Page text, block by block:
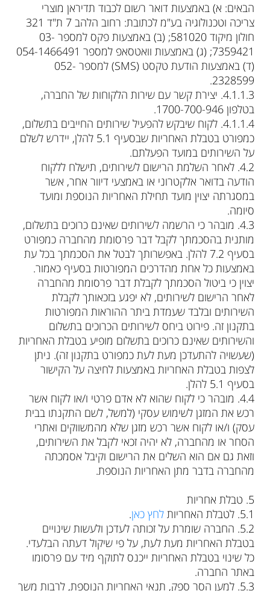
הבאים: א) באמצעות דואר רשום לכבוד תדיראן מוצרי
צריכה וטכנולוגיה בע"מ לכתובת: רחוב הלהב 7 ת"ד 321
חולון מיקוד 581020; (ב) באמצעות פקס למספר 03-
7359421; (ג) באמצעות וואטסאפ למספר 054-1466491
(ד) באמצעות הודעת טקסט (SMS) למספר 052-
2328599.
‮ㅤㅤㅤㅤ3.1.1.4‬. יצירת קשר עם שירות הלקוחות של החברה,
בטלפון 1700-700-946.
‮ㅤㅤㅤㅤ4.1.1.4‬. לקוח שיבקש להפעיל שירותים החייבים בתשלום,
כמפורט בטבלת האחריות שבסעיף 5.1 להלן, יידרש לשלם
על השירותים במועד הפעלתם.
‮ㅤㅤ2.4‬. לאחר השלמת הרישום לשירותים, תישלח ללקוח
הודעה בדואר אלקטרוני או באמצעי דיוור אחר, אשר
במסגרתה יצוין מועד תחילת האחריות הנוספת ומועד
סיומה.
‮ㅤㅤ3.4‬. מובהר כי הרשמה לשירותים שאינם כרוכים בתשלום,
מותנית בהסכמתך לקבל דבר פרסומת מהחברה כמפורט
בסעיף 7.2 להלן. באפשרותך לבטל את הסכמתך בכל עת
באמצעות כל אחת מהדרכים המפורטות בסעיף כאמור.
יצוין כי ביטול הסכמתך לקבלת דבר פרסומת מהחברה
לאחר הרישום לשירותים, לא יפגע בזכאותך לקבלת
השירותים ובלבד שעמדת ביתר ההוראות המפורטות
בתקנון זה. פירוט ביחס לשירותים הכרוכים בתשלום
והשירותים שאינם כרוכים בתשלום מופיע בטבלת האחריות
(שעשויה להתעדכן מעת לעת כמפורט בתקנון זה). ניתן
לצפות בטבלת האחריות באמצעות לחיצה על הקישור
בסעיף 5.1 להלן.
‮ㅤㅤ4.4‬. מובהר כי לקוח שהוא לא אדם פרטי ו/או לקוח אשר
רכש את המזגן לשימוש עסקי (למשל, לשם התקנתו בבית
עסק) ו/או לקוח אשר רכש מזגן שלא מהמשווקים ואתרי
הסחר או מהחברה, לא יהיה זכאי לקבל את השירותים,
וזאת גם אם הוא השלים את הרישום וקיבל אסמכתה
מהחברה בדבר מתן האחריות הנוספת.
5. טבלת אחריות
‮ㅤㅤ1.5‬. לטבלת האחריות לחץ כאן.
‮ㅤㅤ2.5‬. החברה שומרת על זכותה לעדכן ולעשות שינויים
בטבלת האחריות מעת לעת, על פי שיקול דעתה הבלעדי.
כל שינוי בטבלת האחריות ייכנס לתוקף מיד עם פרסומו
באתר החברה.
‮ㅤㅤ3.5‬. למען הסר ספק, תנאי האחריות הנוספת, לרבות משך